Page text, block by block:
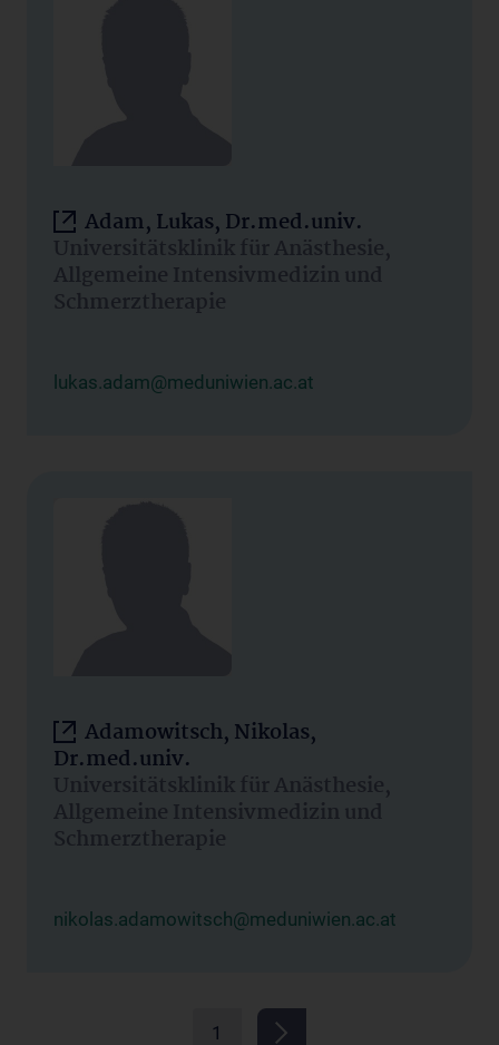
Adam, Lukas, Dr.med.univ.
Universitätsklinik für Anästhesie,
Allgemeine Intensivmedizin und
Schmerztherapie
lukas.adam@meduniwien.ac.at
Adamowitsch, Nikolas,
Dr.med.univ.
Universitätsklinik für Anästhesie,
Allgemeine Intensivmedizin und
Schmerztherapie
nikolas.adamowitsch@meduniwien.ac.at
1